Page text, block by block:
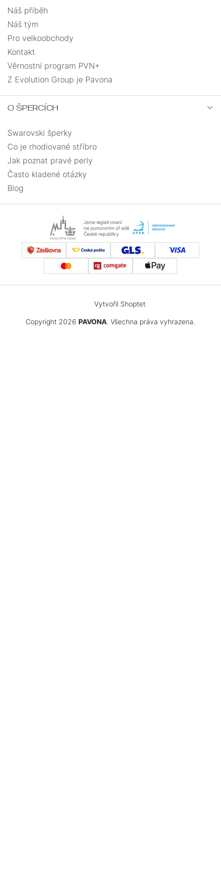
12,7
42 1
45 1
28 2
34 2
Náš příběh
Náš tým
Pro velkoobchody
Kontakt
Věrnostní program PVN+
Z Evolution Group je Pavona
O ŠPERCÍCH
Swarovski šperky
Co je rhodiované stříbro
Jak poznat pravé perly
Často kladené otázky
Blog
Vytvořil Shoptet
Copyright 2026 PAVONA. Všechna práva vyhrazena.